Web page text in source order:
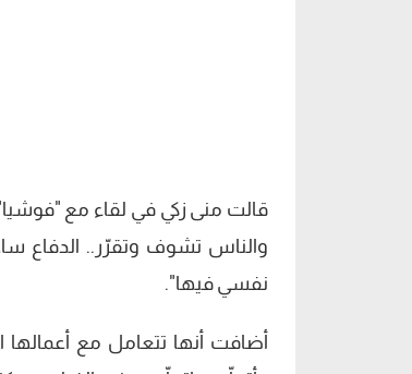
قالت منى زكي في لقاء مع
والناس تشوف وتقرّر.. الدفاع
نفسي فيها".
أضافت أنها تتعامل مع أعمالها